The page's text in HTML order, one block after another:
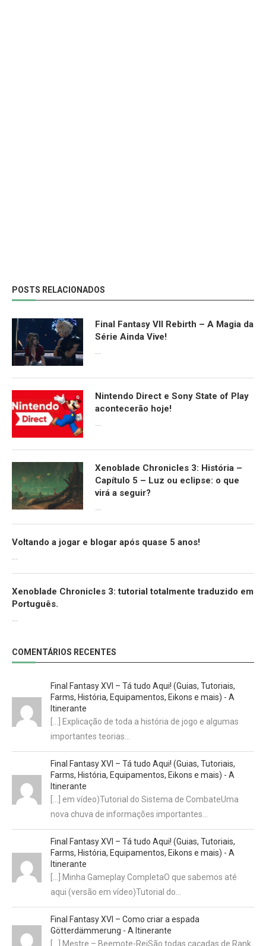
POSTS RELACIONADOS
Final Fantasy VII Rebirth – A Magia da
Série Ainda Vive!
Nintendo Direct e Sony State of Play
acontecerão hoje!
Xenoblade Chronicles 3: História –
Capítulo 5 – Luz ou eclipse: o que
virá a seguir?
Voltando a jogar e blogar após quase 5 anos!
Xenoblade Chronicles 3: tutorial totalmente traduzido em
Português.
COMENTÁRIOS RECENTES
Final Fantasy XVI – Tá tudo Aqui! (Guias, Tutoriais,
Farms, História, Equipamentos, Eikons e mais) - A
Itinerante
[…] Explicação de toda a história de jogo e algumas
importantes teorias…
Final Fantasy XVI – Tá tudo Aqui! (Guias, Tutoriais,
Farms, História, Equipamentos, Eikons e mais) - A
Itinerante
[…] em vídeo)Tutorial do Sistema de CombateUma
nova chuva de informações importantes…
Final Fantasy XVI – Tá tudo Aqui! (Guias, Tutoriais,
Farms, História, Equipamentos, Eikons e mais) - A
Itinerante
[…] Minha Gameplay CompletaO que sabemos até
aqui (versão em vídeo)Tutorial do…
Final Fantasy XVI – Como criar a espada
Götterdämmerung - A Itinerante
[…] Mestre – Beemote-ReiSão todas caçadas de Rank